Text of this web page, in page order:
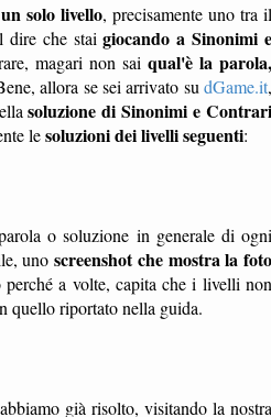
solo livello, precisamente uno tra il
dire che staigiocando a Sinonimi e
magari non saiqual'è la parola,
allora se sei arrivato sudGame.it,
soluzione di Sinonimi e Contrari
lesoluzioni dei livelli seguenti:
o soluzione in generale di ogni
unoscreenshot che mostra la foto
perché a volte, capita che i livelli non
quello riportato nella guida.
già risolto, visitando la nostra